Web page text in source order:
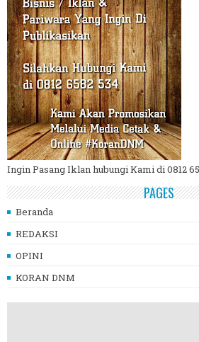
Ingin Pasang Iklan hubungi Kami di 0812
PAGES
Beranda
REDAKSI
OPINI
KORAN DNM